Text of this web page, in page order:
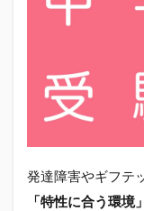
発達障害やギフテ
「特性に合う環境」